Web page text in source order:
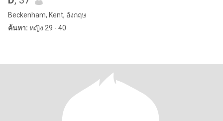
Beckenham, Kent, อังกฤษ
ค้นหา: หญิง 29 - 40